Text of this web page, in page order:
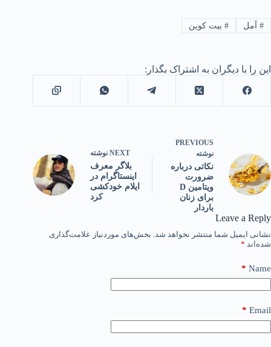
#آمل #بیت کوین
این را با دیگران به اشتراک بگذار:
PREVIOUS
نوشته
نکاتی درباره
ضرورت
ویتامین D
برای زنان
باردار
NEXT نوشته
بلاگر معرف
اینستاگرام در
ایلام خودکشی
کرد
Leave a Reply
نشانی ایمیل شما منتشر نخواهد شد. بخش‌های موردنیاز علامت‌گذاری
شده‌اند *
Name
*
Email
*